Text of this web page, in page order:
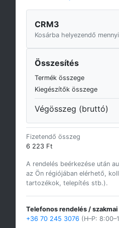
CRM3
Kosárba helyezendő
Összesítés
Termék összege
Kiegészítők összege
Végösszeg (bruttó)
Fizetendő összeg
6 223 Ft
A rendelés beérkezése után
az Ön régiójában elérhető,
tartozékok, telepítés stb.).
Telefonos rendelés /
+36 70 245 3076 (H–P: